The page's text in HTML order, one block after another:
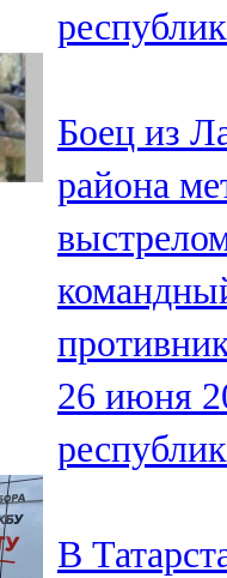
Боец из
района
26 июня
В